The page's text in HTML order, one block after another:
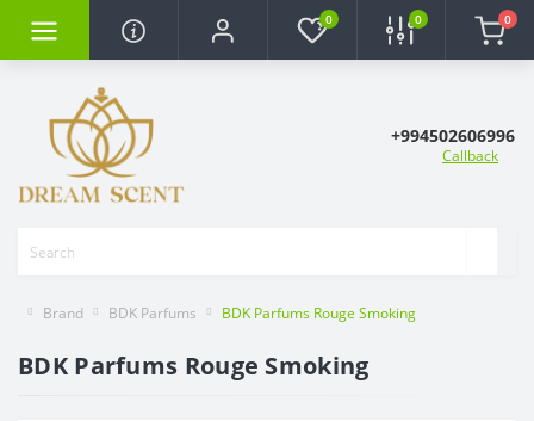
0 0 0
+994502606996
Callback
Brand BDK Parfums BDK Parfums Rouge Smoking
BDK Parfums Rouge Smoking